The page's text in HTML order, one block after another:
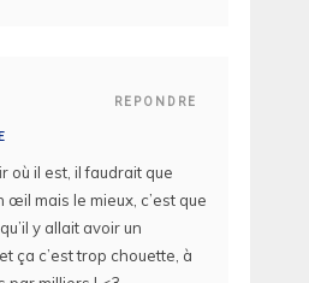
REPONDRE
où il est, il faudrait que
œil mais le mieux, c’est que
y allait avoir un
ça c’est trop chouette, à